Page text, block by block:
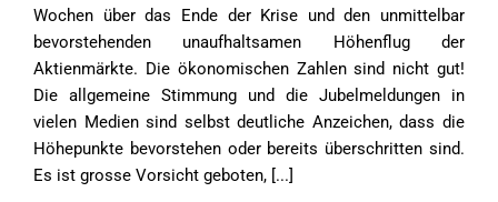
Wochen über das Ende der Krise und den unmittelbar
bevorstehenden unaufhaltsamen Höhenflug der
Aktienmärkte. Die ökonomischen Zahlen sind nicht gut!
Die allgemeine Stimmung und die Jubelmeldungen in
vielen Medien sind selbst deutliche Anzeichen, dass die
Höhepunkte bevorstehen oder bereits überschritten sind.
Es ist grosse Vorsicht geboten, [...]